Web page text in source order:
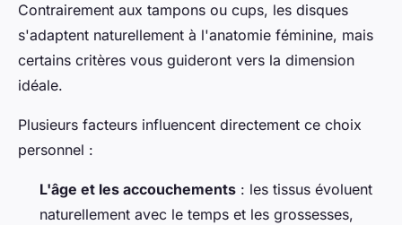
Contrairement aux tampons ou cups, les disques
s'adaptent naturellement à l'anatomie féminine, mais
certains critères vous guideront vers la dimension
idéale.
Plusieurs facteurs influencent directement ce choix
personnel :
L'âge et les accouchements : les tissus évoluent
naturellement avec le temps et les grossesses,